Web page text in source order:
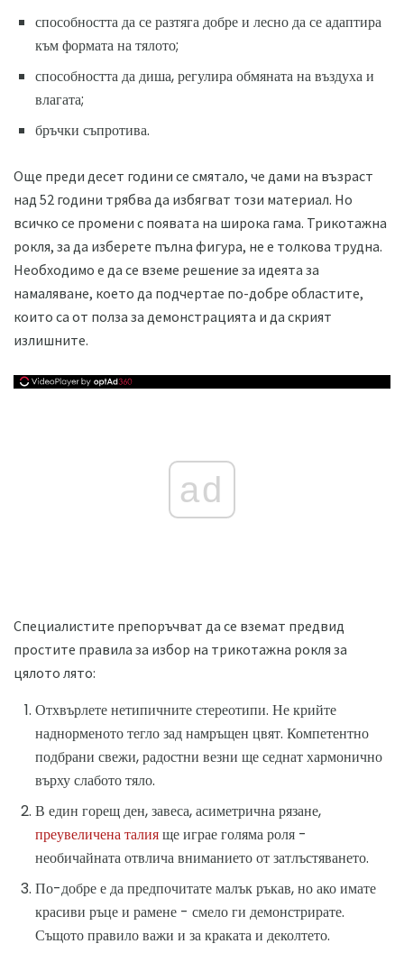
способността да се разтяга добре и лесно да се адаптира
към формата на тялото;
способността да диша, регулира обмяната на въздуха и
влагата;
бръчки съпротива.
Още преди десет години се смятало, че дами на възраст
над 52 години трябва да избягват този материал. Но
всичко се промени с появата на широка гама. Трикотажна
рокля, за да изберете пълна фигура, не е толкова трудна.
Необходимо е да се вземе решение за идеята за
намаляване, което да подчертае по-добре областите,
които са от полза за демонстрацията и да скрият
излишните.
ad
Специалистите препоръчват да се вземат предвид
простите правила за избор на трикотажна рокля за
цялото лято:
Отхвърлете нетипичните стереотипи. Не крийте
наднорменото тегло зад намръщен цвят. Компетентно
подбрани свежи, радостни везни ще седнат хармонично
върху слабото тяло.
В един горещ ден, завеса, асиметрична рязане,
преувеличена талияще играе голяма роля -
необичайната отвлича вниманието от затлъстяването.
По-добре е да предпочитате малък ръкав, но ако имате
красиви ръце и рамене - смело ги демонстрирате.
Същото правило важи и за краката и деколтето.